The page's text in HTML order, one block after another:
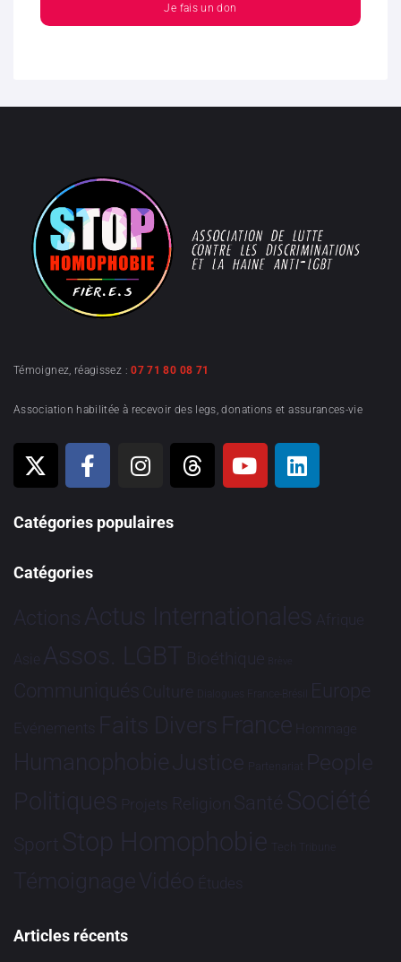
Je fais un don
Témoignez, réagissez :07 71 80 08 71
Association habilitée à recevoir des legs, donations et assurances-vie
Catégories populaires
Catégories
Actions Actus Internationales Afrique
Asie Assos. LGBT Bioéthique Brève
Communiqués Culture Dialogues France-Brésil Europe
Evénements Faits Divers France Hommage
HumanophobieJustice Partenariat People
Politiques Projets Religion Santé Société
Sport Stop Homophobie Tech Tribune
TémoignageVidéo Études
Articles récents